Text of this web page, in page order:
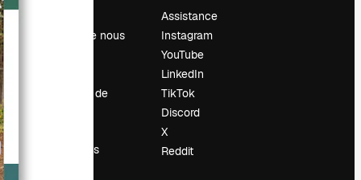
À propos de nous
Tendances de
Événements
Assistance
Instagram
YouTube
LinkedIn
TikTok
Discord
X
Reddit